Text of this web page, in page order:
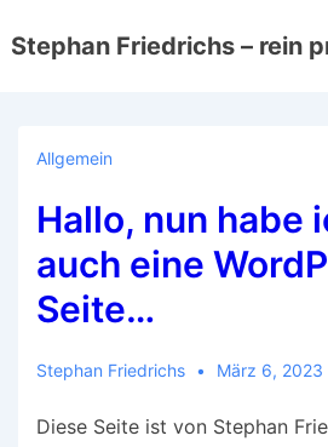
Zum
Stephan Friedrichs – rein
Allgemein
Hallo, nun habe
auch eine
Seite…
Stephan Friedrichs März 6, 2023
Diese Seite ist von Stephan